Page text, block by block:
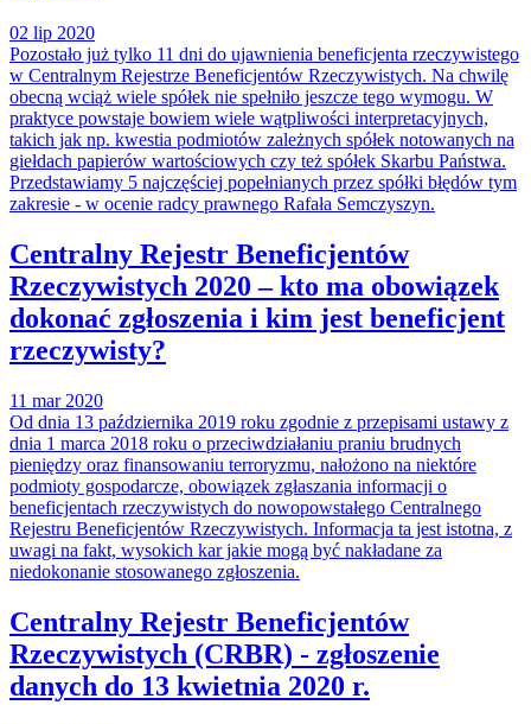
02 lip 2020
Pozostało już tylko 11 dni do ujawnienia beneficjenta rzeczywistego
w Centralnym Rejestrze Beneficjentów Rzeczywistych. Na chwilę
obecną wciąż wiele spółek nie spełniło jeszcze tego wymogu. W
praktyce powstaje bowiem wiele wątpliwości interpretacyjnych,
takich jak np. kwestia podmiotów zależnych spółek notowanych na
giełdach papierów wartościowych czy też spółek Skarbu Państwa.
Przedstawiamy 5 najczęściej popełnianych przez spółki błędów tym
zakresie - w ocenie radcy prawnego Rafała Semczyszyn.
Centralny Rejestr Beneficjentów
Rzeczywistych 2020 – kto ma obowiązek
dokonać zgłoszenia i kim jest beneficjent
rzeczywisty?
11 mar 2020
Od dnia 13 października 2019 roku zgodnie z przepisami ustawy z
dnia 1 marca 2018 roku o przeciwdziałaniu praniu brudnych
pieniędzy oraz finansowaniu terroryzmu, nałożono na niektóre
podmioty gospodarcze, obowiązek zgłaszania informacji o
beneficjentach rzeczywistych do nowopowstałego Centralnego
Rejestru Beneficjentów Rzeczywistych. Informacja ta jest istotna, z
uwagi na fakt, wysokich kar jakie mogą być nakładane za
niedokonanie stosowanego zgłoszenia.
Centralny Rejestr Beneficjentów
Rzeczywistych (CRBR) - zgłoszenie
danych do 13 kwietnia 2020 r.